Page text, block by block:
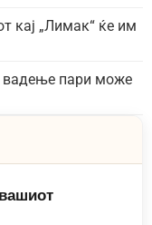
кај „Лимак“ ќе им
вадење пари може